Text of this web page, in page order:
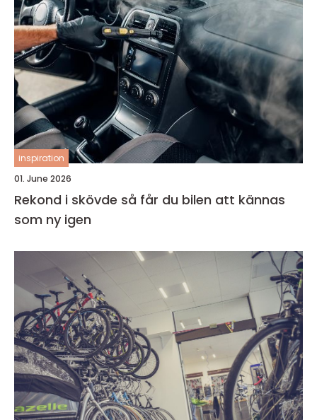
inspiration
01. June 2026
Rekond i skövde så får du bilen att kännas
som ny igen